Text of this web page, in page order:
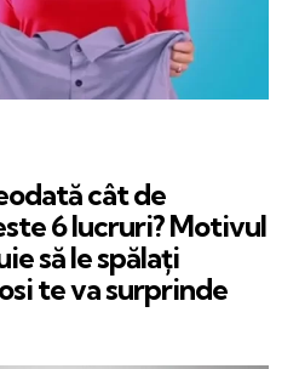
cât de
6 lucruri? Motivul
să le spălați
te va surprinde